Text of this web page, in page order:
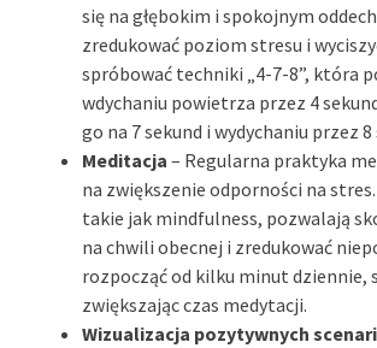
się na głębokim i spokojnym
zredukować poziom stresu i
spróbować techniki „4-7-8”, która
wdychaniu powietrza przez 4
go na 7 sekund i wydychaniu przez 8
Meditacja – Regularna praktyka
na zwiększenie odporności na
takie jak mindfulness, pozwalają
na chwili obecnej i zredukować
rozpocząć od kilku minut dziennie,
zwiększając czas medytacji.
Wizualizacja pozytywnych